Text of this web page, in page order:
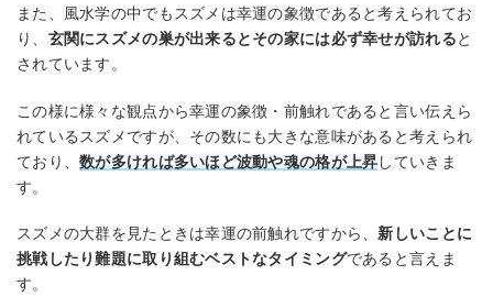
また、風水学の中でもスズメは幸運の象徴であると考えられてお
り、 玄関にスズメの巣が出来るとその家には必ず幸せが訪れると
されています。
この様に様々な観点から幸運の象徴・前触れであると言い伝えら
れているスズメですが、その数にも大きな意味があると考えられ
ており、数が多ければ多いほど波動や魂の格が上昇していきま
す。
スズメの大群を見たときは幸運の前触れですから、新しいことに
挑戦したり難題に取り組むベストなタイミングであると言えま
す。